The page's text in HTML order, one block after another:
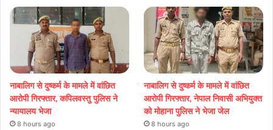
नाबालिग से दुष्कर्म के मामले में वांछित
आरोपी गिरफ्तार, कपिलवस्तु पुलिस ने
न्यायालय भेजा
8 hours ago
नाबालिग से दुष्कर्म के मामले में वांछित
आरोपी गिरफ्तार, नेपाल निवासी अभियुक्त
को मोहाना पुलिस ने भेजा जेल
8 hours ago